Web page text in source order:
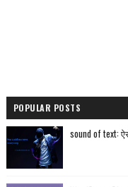
POPULAR POSTS
sound of text: